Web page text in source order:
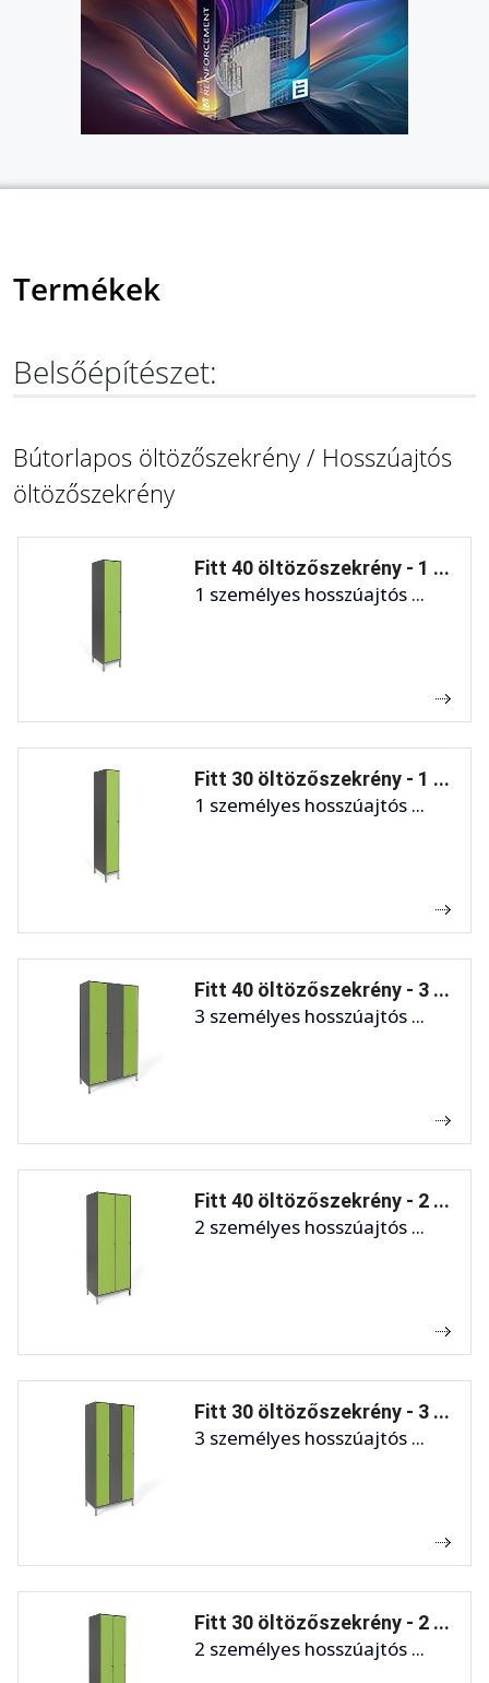
Termékek
Belsőépítészet:
Bútorlapos öltözőszekrény / Hosszúajtós
öltözőszekrény
Fitt 40 öltözőszekrény - 1 ...
1 személyes hosszúajtós ...
Fitt 30 öltözőszekrény - 1 ...
1 személyes hosszúajtós ...
Fitt 40 öltözőszekrény - 3 ...
3 személyes hosszúajtós ...
Fitt 40 öltözőszekrény - 2 ...
2 személyes hosszúajtós ...
Fitt 30 öltözőszekrény - 3 ...
3 személyes hosszúajtós ...
Fitt 30 öltözőszekrény - 2 ...
2 személyes hosszúajtós ...